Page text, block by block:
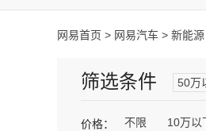
网易首页 > 网易汽车 > 新能源
筛选条件 50万
价格： 不限 10万以